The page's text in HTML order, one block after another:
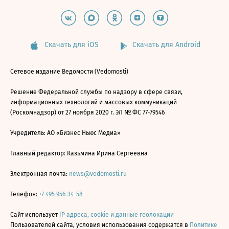
Скачать для iOS Скачать для Android
Сетевое издание Ведомости (Vedomosti)
Решение Федеральной службы по надзору в сфере связи,
информационных технологий и массовых коммуникаций
(Роскомнадзор) от 27 ноября 2020 г. ЭЛ № ФС 77-79546
Учредитель: АО «Бизнес Ньюс Медиа»
Главный редактор: Казьмина Ирина Сергеевна
Электронная почта: news@vedomosti.ru
Телефон: +7 495 956-34-58
Сайт использует IP адреса, cookie и данные геолокации
Пользователей сайта, условия использования содержатся в Политике